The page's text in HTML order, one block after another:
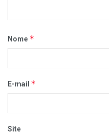
Nome *
E-mail *
Site